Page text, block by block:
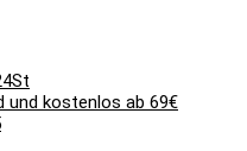
und kostenlos ab 69€